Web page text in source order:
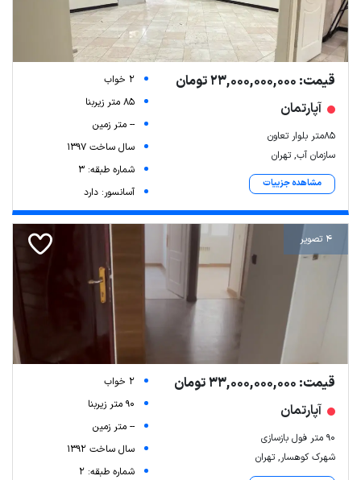
قیمت: 23,000,000,000 تومان
آپارتمان
۸۵متر بلوار تعاون
سازمان آب, تهران
مشاهده جزییات
2 خواب
85 متر زیربنا
-- متر زمین
سال ساخت 1397
شماره طبقه: 3
آسانسور: دارد
4 تصویر
قیمت: 33,000,000,000 تومان
آپارتمان
۹۰ متر فول بازسازی
شهرک کوهسار, تهران
2 خواب
90 متر زیربنا
-- متر زمین
سال ساخت 1392
شماره طبقه: 2